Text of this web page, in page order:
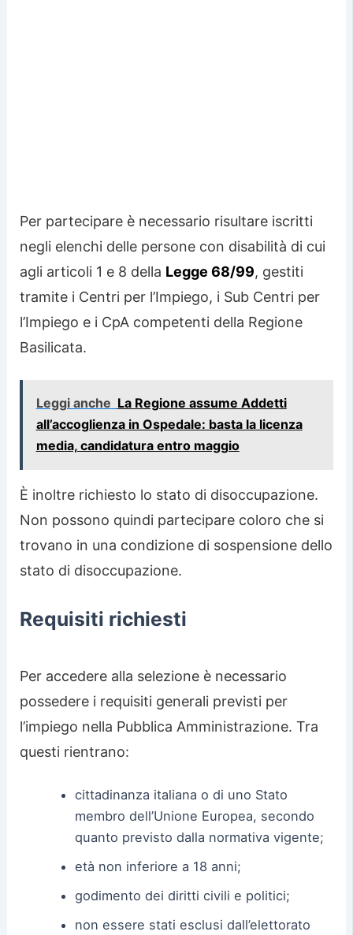
Per partecipare è necessario risultare iscritti
negli elenchi delle persone con disabilità di cui
agli articoli 1 e 8 della Legge 68/99, gestiti
tramite i Centri per l’Impiego, i Sub Centri per
l’Impiego e i CpA competenti della Regione
Basilicata.
Leggi anche La Regione assume Addetti
all’accoglienza in Ospedale: basta la licenza
media, candidatura entro maggio
È inoltre richiesto lo stato di disoccupazione.
Non possono quindi partecipare coloro che si
trovano in una condizione di sospensione dello
stato di disoccupazione.
Requisiti richiesti
Per accedere alla selezione è necessario
possedere i requisiti generali previsti per
l’impiego nella Pubblica Amministrazione. Tra
questi rientrano:
cittadinanza italiana o di uno Stato
membro dell’Unione Europea, secondo
quanto previsto dalla normativa vigente;
età non inferiore a 18 anni;
godimento dei diritti civili e politici;
non essere stati esclusi dall’elettorato